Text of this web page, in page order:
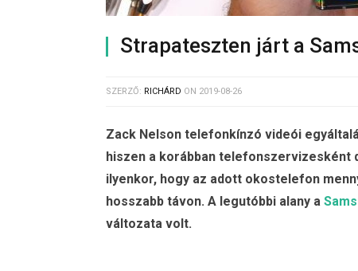
Strapateszten járt a
SZERZŐ: RICHÁRD ON 2019-08-26
Zack Nelson telefonkínzó videói
hiszen a korábban telefonszervizesként
ilyenkor, hogy az adott okostelefon
hosszabb távon. A legutóbbi alany a
változata volt.